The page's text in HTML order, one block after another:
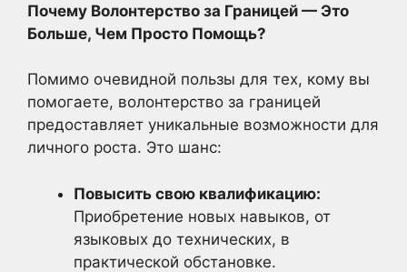
Почему Волонтерство за Границей — Это
Больше, Чем Просто Помощь?
Помимо очевидной пользы для тех, кому вы
помогаете, волонтерство за границей
предоставляет уникальные возможности для
личного роста. Это шанс:
Повысить свою квалификацию:
Приобретение новых навыков, от
языковых до технических, в
практической обстановке.